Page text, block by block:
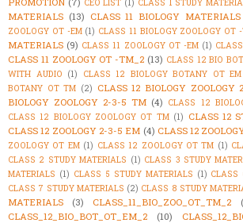
MATERIALS (13) CLASS 11 BIOLOGY MATERIALS
ZOOLOGY OT -EM (1) CLASS 11 BIOLOGY ZOOLOGY OT
MATERIALS (9) CLASS 11 ZOOLOGY OT -EM (1)
CLASS 11 ZOOLOGY OT -TM_2 (13) CLASS 12 BIO
WITH AUDIO (1) CLASS 12 BIOLOGY BOTANY OT EM
BOTANY OT TM (2) CLASS 12 BIOLOGY ZOOLOGY
BIOLOGY ZOOLOGY 2-3-5 TM (4) CLASS 12
CLASS 12 BIOLOGY ZOOLOGY OT TM (1) CLASS 12
CLASS 12 ZOOLOGY 2-3-5 EM (4) CLASS 12
ZOOLOGY OT EM (1) CLASS 12 ZOOLOGY OT TM (1)
CLASS 2 STUDY MATERIALS (1) CLASS 3 STUDY
MATERIALS (1) CLASS 5 STUDY MATERIALS (1) CLASS
CLASS 7 STUDY MATERIALS (2) CLASS 8 STUDY
MATERIALS
(3) CLASS_11_BIO_ZOO_OT_TM_2
CLASS_12_BIO_BOT_OT_EM_2
(10)